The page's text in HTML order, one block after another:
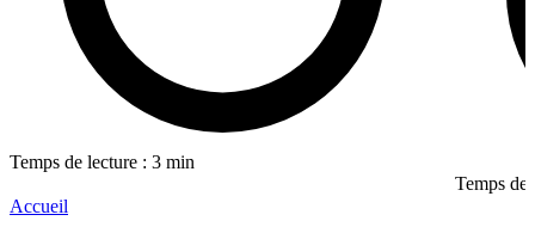
Temps de lecture : 3 min
Temps de
Accueil